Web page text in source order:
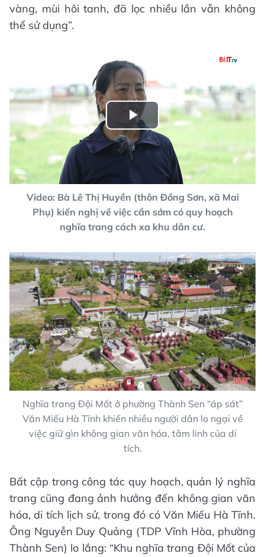
vàng, mùi hôi tanh, đã lọc nhiều lần vẫn không
thể sử dụng”.
Play
Video
Video: Bà Lê Thị Huyền (thôn Đồng Sơn, xã Mai
Phụ) kiến nghị về việc cần sớm có quy hoạch
nghĩa trang cách xa khu dân cư.
Nghĩa trang Đội Mốt ở phường Thành Sen “áp sát”
Văn Miếu Hà Tĩnh khiến nhiều người dân lo ngại về
việc giữ gìn không gian văn hóa, tâm linh của di
tích.
Bất cập trong công tác quy hoạch, quản lý nghĩa
trang cũng đang ảnh hưởng đến không gian văn
hóa, di tích lịch sử, trong đó có Văn Miếu Hà Tĩnh.
Ông Nguyễn Duy Quảng (TDP Vĩnh Hòa, phường
Thành Sen) lo lắng: “Khu nghĩa trang Đội Mốt của